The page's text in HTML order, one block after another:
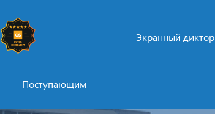
Экранный диктор
Поступающим